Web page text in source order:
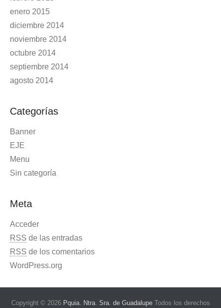
enero 2015
diciembre 2014
noviembre 2014
octubre 2014
septiembre 2014
agosto 2014
Categorías
Banner
EJE
Menu
Sin categoría
Meta
Acceder
RSS de las entradas
RSS de los comentarios
WordPress.org
Copyright © 2026 Pquia. Ntra. Sra. de GuadalupeTodos los derechos